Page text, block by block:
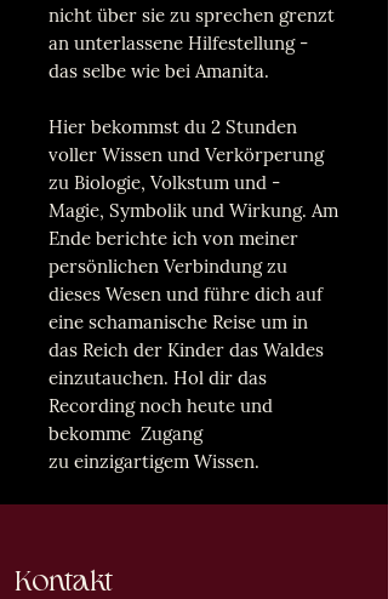
nicht über sie zu sprechen grenzt
an unterlassene Hilfestellung -
das selbe wie bei Amanita.
Hier bekommst du 2 Stunden
voller Wissen und Verkörperung
zu Biologie, Volkstum und -
Magie, Symbolik und Wirkung. Am
Ende berichte ich von meiner
persönlichen Verbindung zu
dieses Wesen und führe dich auf
eine schamanische Reise um in
das Reich der Kinder das Waldes
einzutauchen. Hol dir das
Recording noch heute und
bekomme Zugang
zu einzigartigem Wissen.
Kontakt